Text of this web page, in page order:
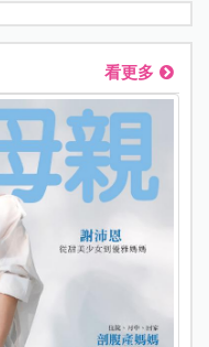
看更多